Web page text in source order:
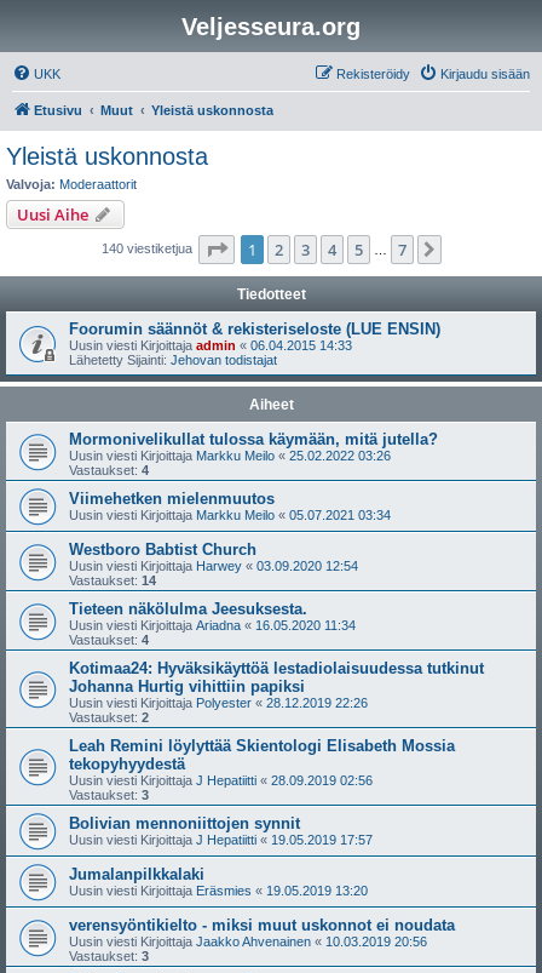
Veljesseura.org
UKK Kirjaudu sisään
Rekisteröidy
Etusivu Muut Yleistä uskonnosta
Yleistä uskonnosta
Valvoja: Moderaattorit
Uusi Aihe
140 viestiketjua Sivu /7
1 2 3 4 5 7
Tiedotteet
Foorumin säännöt & rekisteriseloste (LUE ENSIN)
Uusin viesti Kirjoittaja admin « 06.04.2015 14:33
Lähetetty Sijainti: Jehovan todistajat
Aiheet
Mormonivelikullat tulossa käymään, mitä jutella?
Uusin viesti Kirjoittaja Markku Meilo « 25.02.2022 03:26
Vastaukset: 4
Viimehetken mielenmuutos
Uusin viesti Kirjoittaja Markku Meilo « 05.07.2021 03:34
Westboro Babtist Church
Uusin viesti Kirjoittaja Harwey « 03.09.2020 12:54
Vastaukset: 14
Tieteen näkölulma Jeesuksesta.
Uusin viesti Kirjoittaja Ariadna « 16.05.2020 11:34
Vastaukset: 4
Kotimaa24: Hyväksikäyttöä lestadiolaisuudessa tutkinut
Johanna Hurtig vihittiin papiksi
Uusin viesti Kirjoittaja Polyester « 28.12.2019 22:26
Vastaukset: 2
Leah Remini löylyttää Skientologi Elisabeth Mossia
tekopyhyydestä
Uusin viesti Kirjoittaja J Hepatiitti « 28.09.2019 02:56
Vastaukset: 3
Bolivian mennoniittojen synnit
Uusin viesti Kirjoittaja J Hepatiitti « 19.05.2019 17:57
Jumalanpilkkalaki
Uusin viesti Kirjoittaja Eräsmies « 19.05.2019 13:20
verensyöntikielto - miksi muut uskonnot ei noudata
Uusin viesti Kirjoittaja Jaakko Ahvenainen « 10.03.2019 20:56
Vastaukset: 3